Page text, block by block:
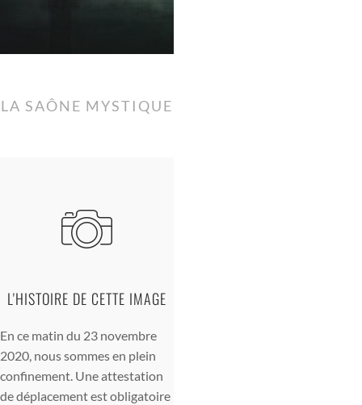
LA SAÔNE MYSTIQUE
L'HISTOIRE DE CETTE IMAGE
En ce matin du 23 novembre
2020, nous sommes en plein
confinement. Une attestation
de déplacement est obligatoire